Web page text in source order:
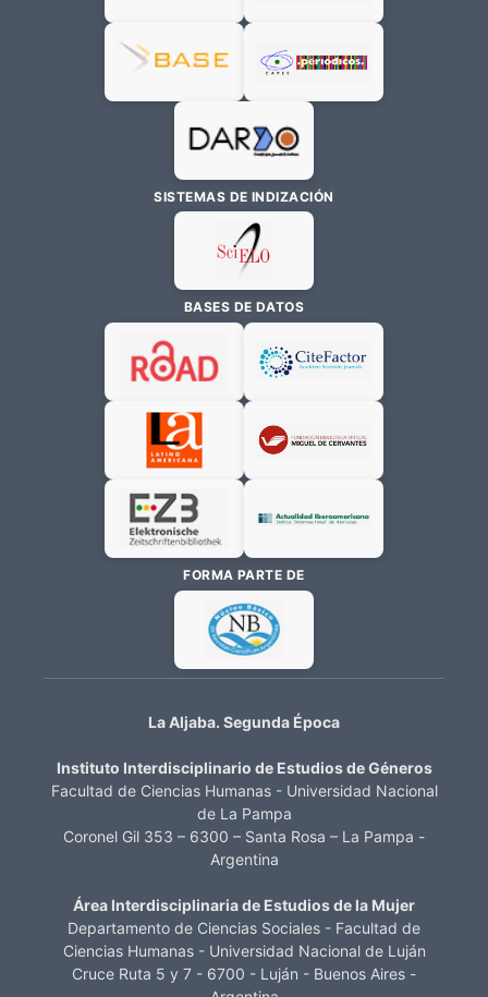
SISTEMAS DE INDIZACIÓN
BASES DE DATOS
FORMA PARTE DE
La Aljaba. Segunda Época
Instituto Interdisciplinario de Estudios de Géneros
Facultad de Ciencias Humanas - Universidad Nacional
de La Pampa
Coronel Gil 353 – 6300 – Santa Rosa – La Pampa -
Argentina
Área Interdisciplinaria de Estudios de la Mujer
Departamento de Ciencias Sociales - Facultad de
Ciencias Humanas - Universidad Nacional de Luján
Cruce Ruta 5 y 7 - 6700 - Luján - Buenos Aires -